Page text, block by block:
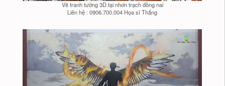
Vẽ tranh tường 3D tại nhơn trạch đồng nai
Liên hệ : 0906.700.004 Họa sĩ Thắng